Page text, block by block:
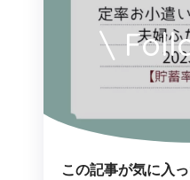
\
この記事が気に入